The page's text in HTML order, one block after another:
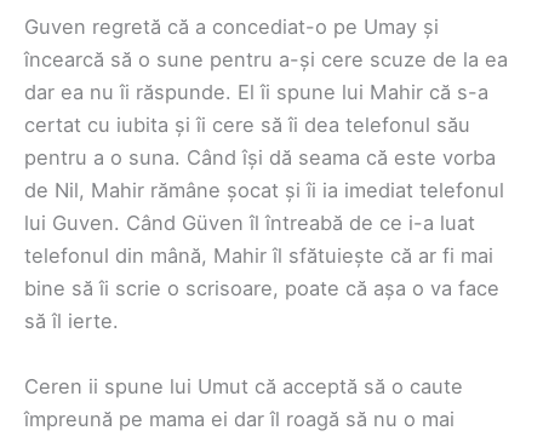
Guven regretă că a concediat-o pe Umay și
încearcă să o sune pentru a-și cere scuze de la ea
dar ea nu îi răspunde. El îi spune lui Mahir că s-a
certat cu iubita și îi cere să îi dea telefonul său
pentru a o suna. Când își dă seama că este vorba
de Nil, Mahir rămâne șocat și îi ia imediat telefonul
lui Guven. Când Güven îl întreabă de ce i-a luat
telefonul din mână, Mahir îl sfătuiește că ar fi mai
bine să îi scrie o scrisoare, poate că așa o va face
să îl ierte.
Ceren ii spune lui Umut că acceptă să o caute
împreună pe mama ei dar îl roagă să nu o mai